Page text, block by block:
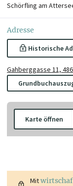
Schörfling am
Adresse
Historische
Gahberggasse 11,
Karte öffnen
Mit